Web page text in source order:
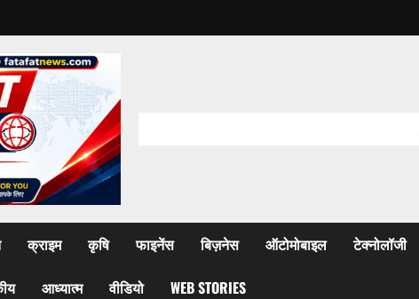
क्राइम कृषि फाइनेंस बिज़नेस ऑटोमोबाइल टेक्नोलॉजी
आध्यात्म वीडियो WEB STORIES